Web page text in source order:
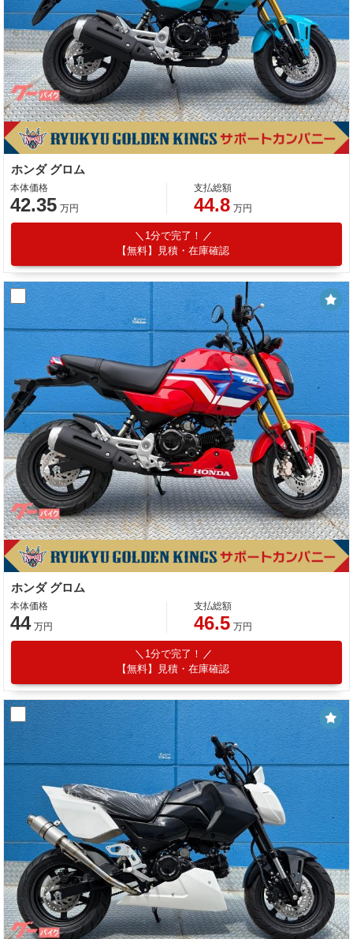
ホンダ グロム
本体価格
42.35 万円
支払総額
44.8 万円
1分で完了！
【無料】見積・在庫確認
ホンダ グロム
本体価格
44 万円
支払総額
46.5 万円
1分で完了！
【無料】見積・在庫確認